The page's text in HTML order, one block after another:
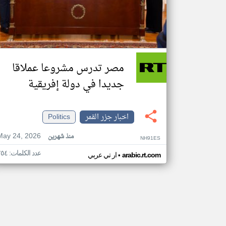
مصر تدرس مشروعا عملاقا
جديدا في دولة إفريقية
اخبار جزر القمر
Politics
24, 2026
منذ شهرين NH91ES
ار تي عربي• arabic.rt.com عدد الكلمات: ٢٥٤